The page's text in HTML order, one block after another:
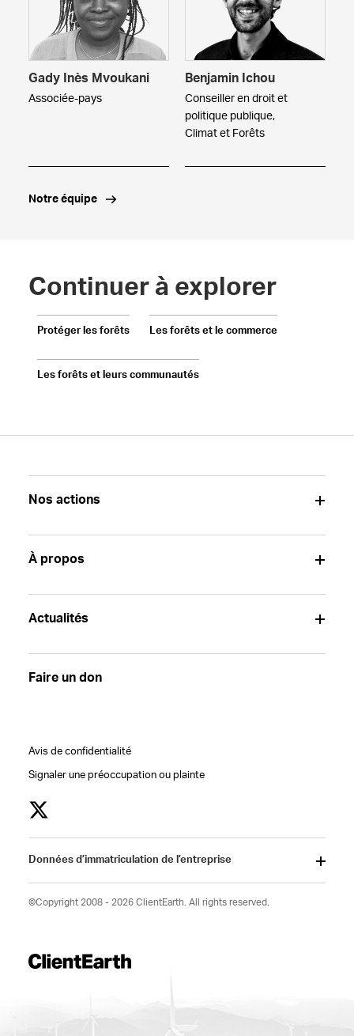
Gady Inès Mvoukani
Associée-pays
Benjamin Ichou
Conseiller en droit et
politique publique,
Climat et Forêts
Notre équipe
Continuer à explorer
Protéger les forêts Les forêts et le commerce
Les forêts et leurs communautés
Nos actions
À propos
Actualités
Faire un don
Avis de confidentialité
Signaler une préoccupation ou plainte
Données d’immatriculation de l’entreprise
©Copyright 2008 - 2026 ClientEarth. All rights reserved.